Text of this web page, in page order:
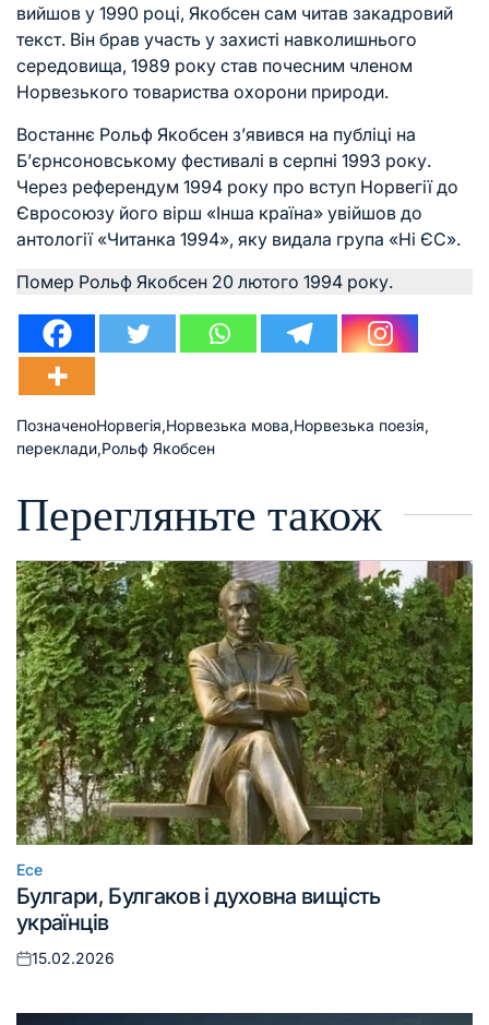
вийшов у 1990 році, Якобсен сам читав закадровий
текст. Він брав участь у захисті навколишнього
середовища, 1989 року став почесним членом
Норвезького товариства охорони природи.
Востаннє Рольф Якобсен з’явився на публіці на
Б’єрнсоновському фестивалі в серпні 1993 року.
Через референдум 1994 року про вступ Норвегії до
Євросоюзу його вірш «Інша країна» увійшов до
антології «Читанка 1994», яку видала група «Ні ЄС».
Помер Рольф Якобсен 20 лютого 1994 року.
ПозначеноНорвегія,Норвезька мова,Норвезька поезія,
переклади,Рольф Якобсен
Перегляньте також
Опублікувати
у
Есе
Булгари, Булгаков і духовна вищість
українців
Оприлюднено
15.02.2026